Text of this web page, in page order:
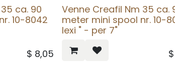
ca. 90
10-8042
$ 8,05
Venne Creafil Nm 35 ca.
meter mini spool nr. 10-
lexi " - per 7"
$